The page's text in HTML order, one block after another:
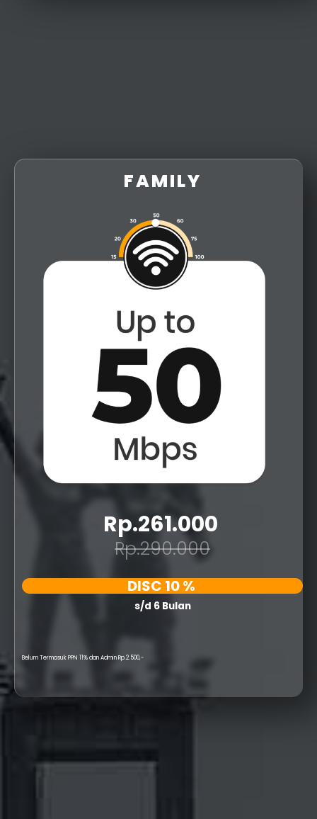
FAMILY
Rp.261.000
Rp.290.000
DISC 10 %
s/d 6 Bulan
Belum Termasuk PPN 11% dan Admin Rp.2.500,-